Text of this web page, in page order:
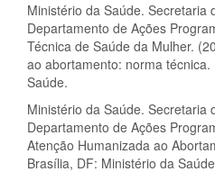
Ministério da Saúde. Secretaria
Departamento de Ações
Técnica de Saúde da Mulher.
ao abortamento: norma
Saúde.
Ministério da Saúde. Secretaria
Departamento de Ações
Atenção Humanizada ao
Brasília, DF: Ministério da